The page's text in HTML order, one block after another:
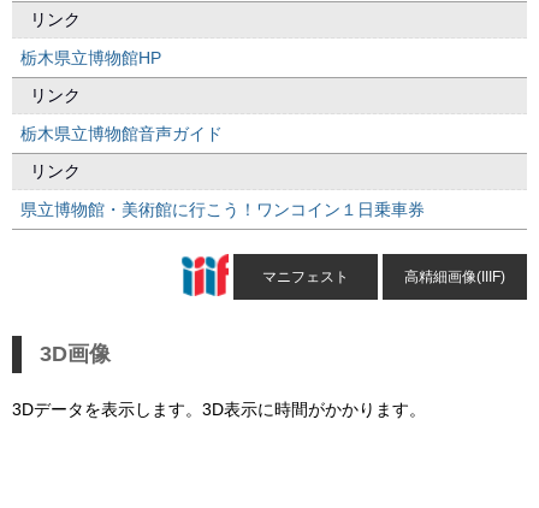
リンク
栃木県立博物館HP
リンク
栃木県立博物館音声ガイド
リンク
県立博物館・美術館に行こう！ワンコイン１日乗車券
マニフェスト 高精細画像(IIIF)
3D画像
3Dデータを表示します。3D表示に時間がかかります。